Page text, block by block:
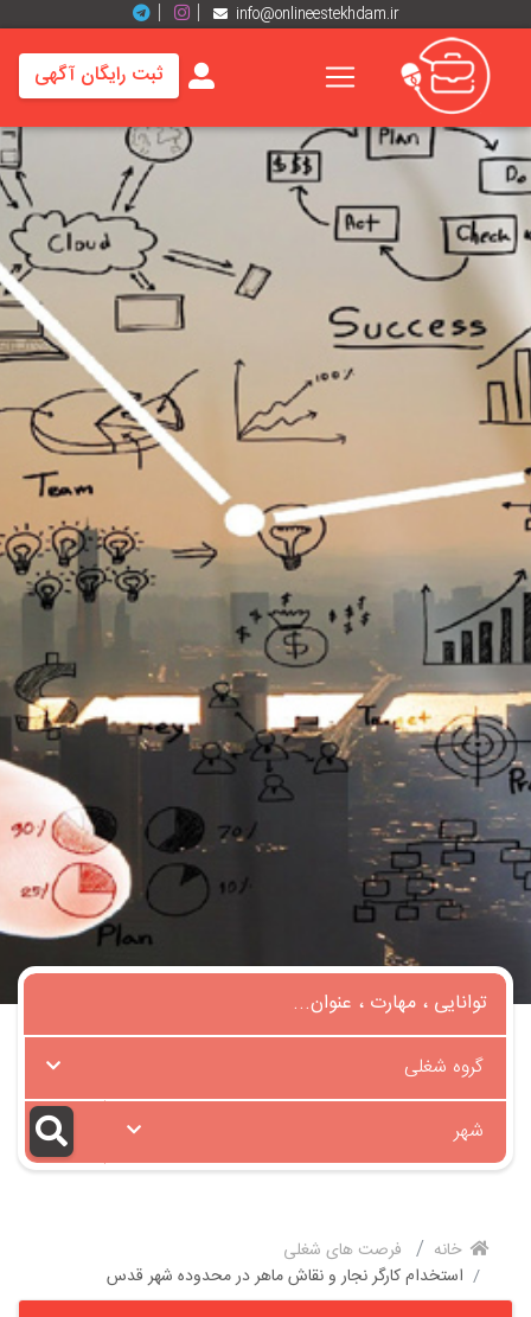
info@onlineestekhdam.ir
خانه
فرصت
های
شغلی
برند
رزومه
ها
اخبار
مشاغل
با
ما
درباره
ما
ثبت رایگان آگهی
گروه شغلی
شهر
خانه
فرصت های شغلی
استخدام کارگر نجار و نقاش ماهر در محدوده شهر قدس